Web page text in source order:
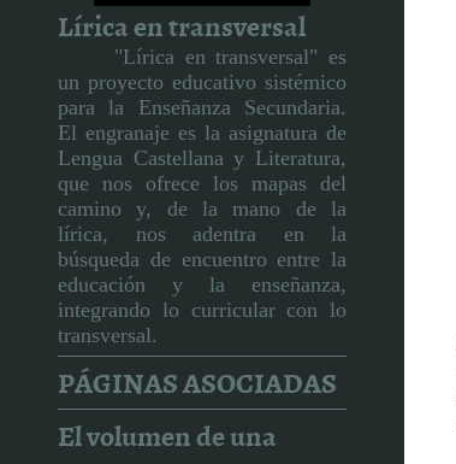
Lírica en transversal
"Lírica en transversal" es
un proyecto educativo sistémico
para la Enseñanza Secundaria.
El engranaje es la asignatura de
Lengua Castellana y Literatura,
que nos ofrece los mapas del
camino y, de la mano de la
lírica, nos adentra en la
búsqueda de encuentro entre la
educación y la enseñanza,
integrando lo curricular con lo
transversal.
PÁGINAS ASOCIADAS
El volumen de una